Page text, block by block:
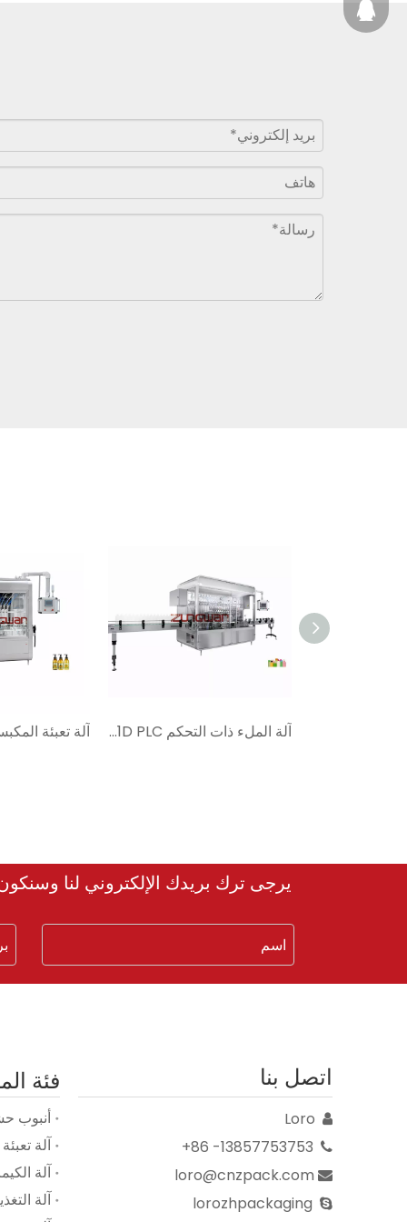
آلة الملء ذات التحكم ZHBL-1921D PLC
يرجى ترك بريدك الإلكتروني لنا وسنكون على
2880131201
فئة
أنبوب
آلة
آلة
آلة
اتصل بنا


13857753753- 86+

loro@cnzpack.com
